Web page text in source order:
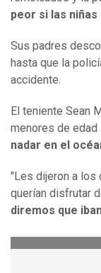
peor si las
Sus padres
hasta que la
accidente.
El teniente Sean
menores de edad
nadar en el
"Les dijeron a los
querían disfrutar
diremos que